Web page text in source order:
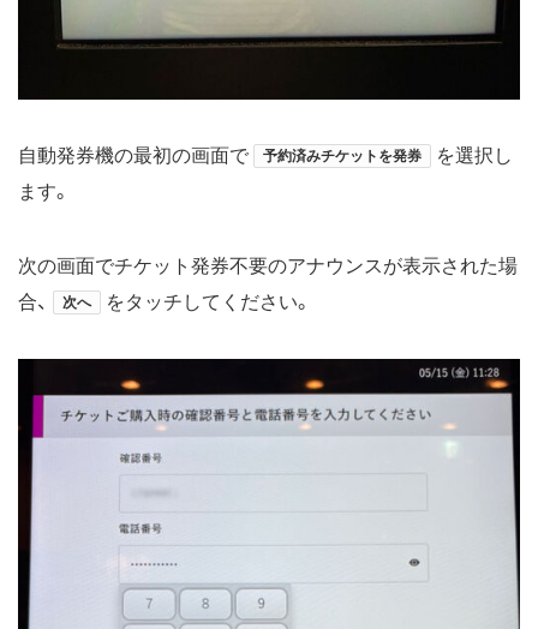
自動発券機の最初の画面で 予約済みチケットを発券
を選択し
ます。
次の画面でチケット発券不要のアナウンスが表示された場
合、
次へ をタッチしてください。